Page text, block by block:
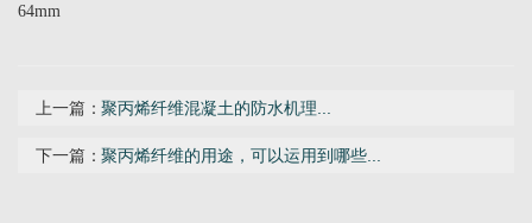
64mm
上一篇：聚丙烯纤维混凝土的防水机理...
下一篇：聚丙烯纤维的用途，可以运用到哪些...